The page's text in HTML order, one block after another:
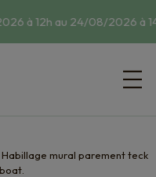
à 12h au 24/08/2026 à
Habillage mural parement teck